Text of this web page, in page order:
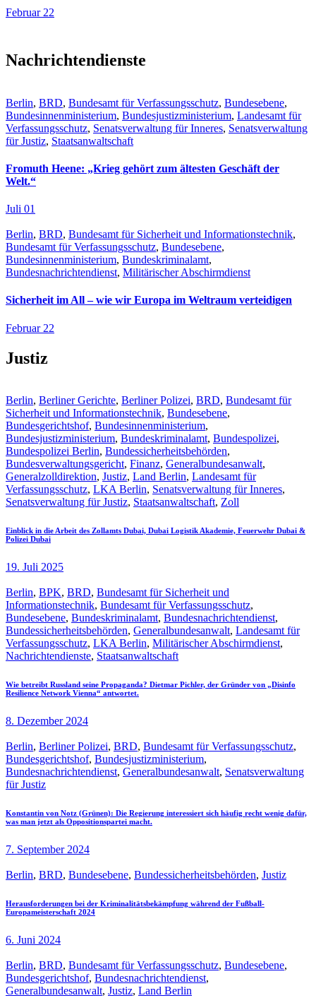
Februar 22
Nachrichtendienste
Berlin, BRD, Bundesamt für Verfassungsschutz, Bundesebene,
Bundesinnenministerium, Bundesjustizministerium, Landesamt für
Verfassungsschutz, Senatsverwaltung für Inneres, Senatsverwaltung
für Justiz, Staatsanwaltschaft
Fromuth Heene: „Krieg gehört zum ältesten Geschäft der
Welt.“
Juli 01
Berlin, BRD, Bundesamt für Sicherheit und Informationstechnik,
Bundesamt für Verfassungsschutz, Bundesebene,
Bundesinnenministerium, Bundeskriminalamt,
Bundesnachrichtendienst, Militärischer Abschirmdienst
Sicherheit im All – wie wir Europa im Weltraum verteidigen
Februar 22
Justiz
Berlin, Berliner Gerichte, Berliner Polizei, BRD, Bundesamt für
Sicherheit und Informationstechnik, Bundesebene,
Bundesgerichtshof, Bundesinnenministerium,
Bundesjustizministerium, Bundeskriminalamt, Bundespolizei,
Bundespolizei Berlin, Bundessicherheitsbehörden,
Bundesverwaltungsgericht, Finanz, Generalbundesanwalt,
Generalzolldirektion, Justiz, Land Berlin, Landesamt für
Verfassungsschutz, LKA Berlin, Senatsverwaltung für Inneres,
Senatsverwaltung für Justiz, Staatsanwaltschaft, Zoll
Einblick in die Arbeit des Zollamts Dubai, Dubai Logistik Akademie, Feuerwehr Dubai &
Polizei Dubai
19. Juli 2025
Berlin, BPK, BRD, Bundesamt für Sicherheit und
Informationstechnik, Bundesamt für Verfassungsschutz,
Bundesebene, Bundeskriminalamt, Bundesnachrichtendienst,
Bundessicherheitsbehörden, Generalbundesanwalt, Landesamt für
Verfassungsschutz, LKA Berlin, Militärischer Abschirmdienst,
Nachrichtendienste, Staatsanwaltschaft
Wie betreibt Russland seine Propaganda? Dietmar Pichler, der Gründer von „Disinfo
Resilience Network Vienna“ antwortet.
8. Dezember 2024
Berlin, Berliner Polizei, BRD, Bundesamt für Verfassungsschutz,
Bundesgerichtshof, Bundesjustizministerium,
Bundesnachrichtendienst, Generalbundesanwalt, Senatsverwaltung
für Justiz
Konstantin von Notz (Grünen): Die Regierung interessiert sich häufig recht wenig dafür,
was man jetzt als Oppositionspartei macht.
7. September 2024
Berlin, BRD, Bundesebene, Bundessicherheitsbehörden, Justiz
Herausforderungen bei der Kriminalitätsbekämpfung während der Fußball-
Europameisterschaft 2024
6. Juni 2024
Berlin, BRD, Bundesamt für Verfassungsschutz, Bundesebene,
Bundesgerichtshof, Bundesnachrichtendienst,
Generalbundesanwalt, Justiz, Land Berlin